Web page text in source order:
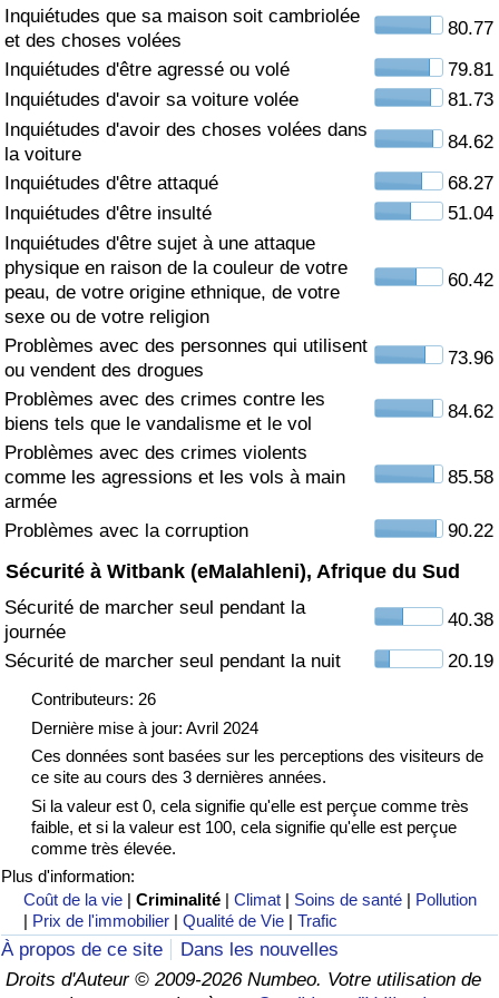
Inquiétudes que sa maison soit cambriolée
et des choses volées
80.77
Inquiétudes d'être agressé ou volé
79.81
Inquiétudes d'avoir sa voiture volée
81.73
Inquiétudes d'avoir des choses volées dans
la voiture
84.62
Inquiétudes d'être attaqué
68.27
Inquiétudes d'être insulté
51.04
Inquiétudes d'être sujet à une attaque
physique en raison de la couleur de votre
peau, de votre origine ethnique, de votre
sexe ou de votre religion
60.42
Problèmes avec des personnes qui utilisent
ou vendent des drogues
73.96
Problèmes avec des crimes contre les
biens tels que le vandalisme et le vol
84.62
Problèmes avec des crimes violents
comme les agressions et les vols à main
armée
85.58
Problèmes avec la corruption 90.22
Sécurité à Witbank (eMalahleni), Afrique du Sud
Sécurité de marcher seul pendant la
journée
40.38
Sécurité de marcher seul pendant la nuit
20.19
Contributeurs: 26
Dernière mise à jour: Avril 2024
Ces données sont basées sur les perceptions des visiteurs de
ce site au cours des 3 dernières années.
Si la valeur est 0, cela signifie qu'elle est perçue comme très
faible, et si la valeur est 100, cela signifie qu'elle est perçue
comme très élevée.
Plus d'information:
Coût de la vie |Criminalité |Climat | Soins de santé | Pollution
| Prix de l'immobilier |Qualité de Vie |Trafic
À propos de ce site
Dans les nouvelles
Droits d'Auteur © 2009-2026 Numbeo. Votre utilisation de
Soins de santé
Indice des soins de santé (Actuel)
Indice des soins de santé
Indice des soins de santé par Pays
Pollution
Indice de Pollution (Actuel)
Indice de pollution
Indice de Pollution par Pays
Trafic
Indice de Trafic (Actuel)
Indice de Trafic par Pays